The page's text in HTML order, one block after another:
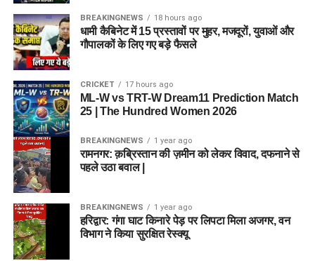
BREAKINGNEWS 18 hours ago
धामी कैबिनेट में 15 प्रस्तावों पर मुहर, मजदूरों, युवाओं और
गौपालकों के लिए गए बड़े फैसले
CRICKET 17 hours ago
ML-W vs TRT-W Dream11 Prediction Match
25 | The Hundred Women 2026
BREAKINGNEWS 1 year ago
रामनगर: क़ब्रिस्तान की ज़मीन को लेकर विवाद, दफनाने से
पहले उठा बवाल |
BREAKINGNEWS 1 year ago
हरिद्वार: गंगा घाट किनारे पेड़ पर लिपटा मिला अजगर, वन
विभाग ने किया सुरक्षित रेस्क्यू